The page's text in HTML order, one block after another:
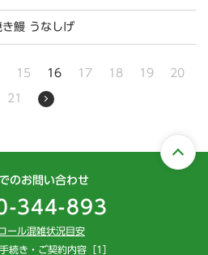
き鰻 うなしげ
15 16 17 18 19 20
21
のお問い合わせ
344-893
ール混雑状況目安
続き・ご契約内容［1］